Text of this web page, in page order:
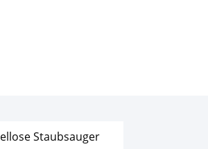
StaubsaugerTest